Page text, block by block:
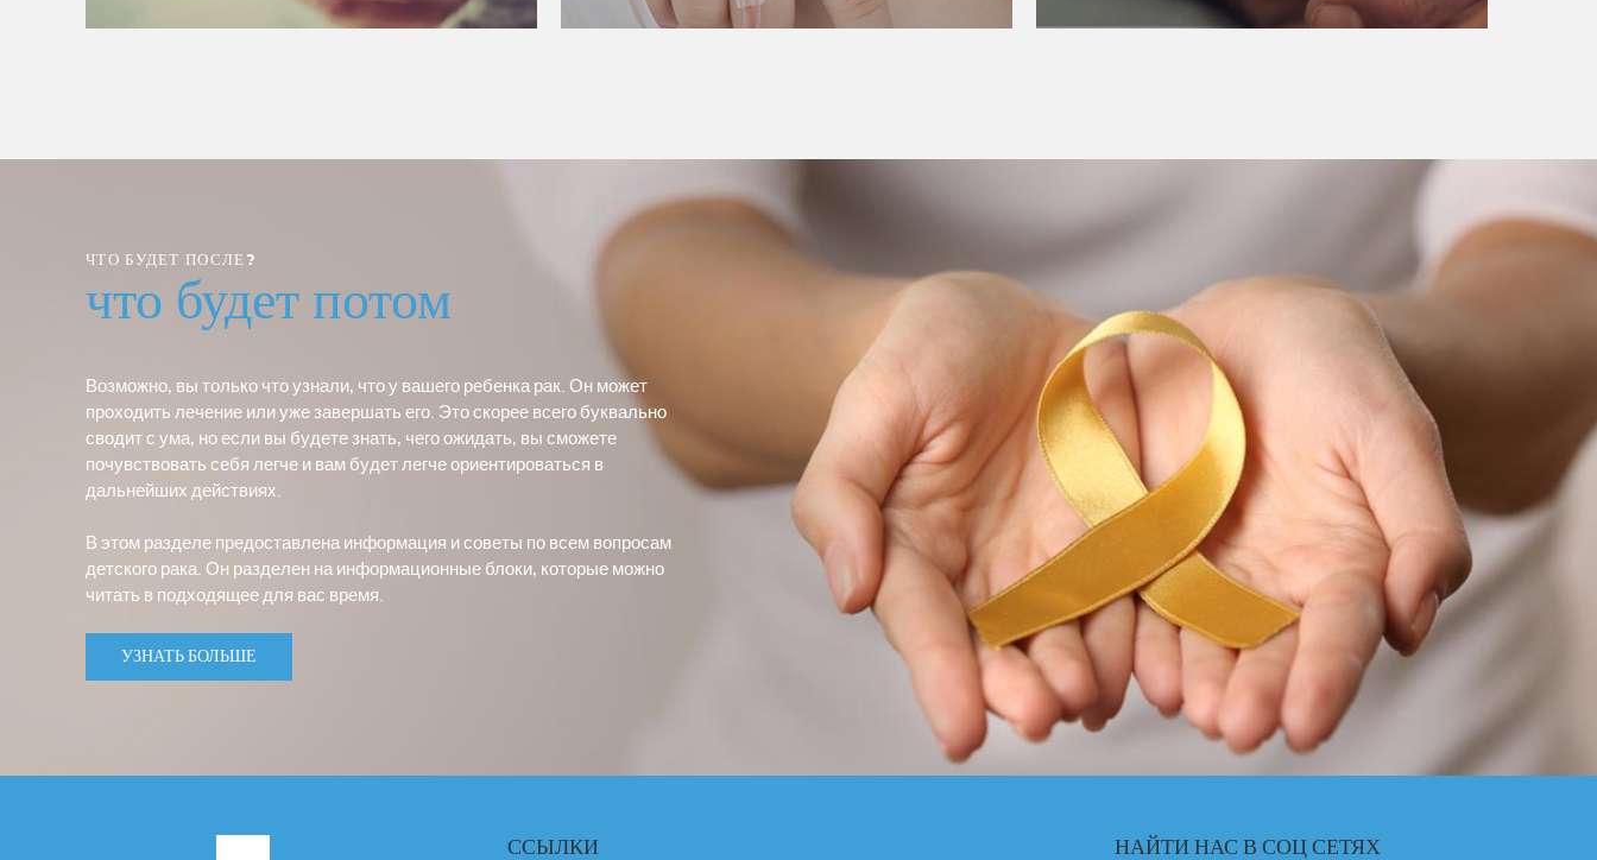
ЧТО БУДЕТ ПОСЛЕ?
что будет потом
Возможно, вы только что узнали, что у вашего ребенка рак. Он может
проходить лечение или уже завершать его. Это скорее всего буквально
сводит с ума, но если вы будете знать, чего ожидать, вы сможете
почувствовать себя легче и вам будет легче ориентироваться в
дальнейших действиях.
В этом разделе предоставлена информация и советы по всем вопросам
детского рака. Он разделен на информационные блоки, которые можно
читать в подходящее для вас время.
УЗНАТЬ БОЛЬШЕ
ССЫЛКИ НАЙТИ НАС В СОЦ СЕТЯХ